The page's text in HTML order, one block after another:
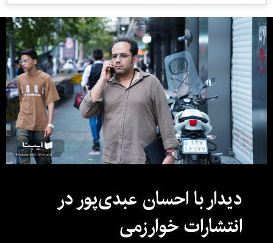
دیدار با احسان عبدی‌پور در
انتشارات خوارزمی